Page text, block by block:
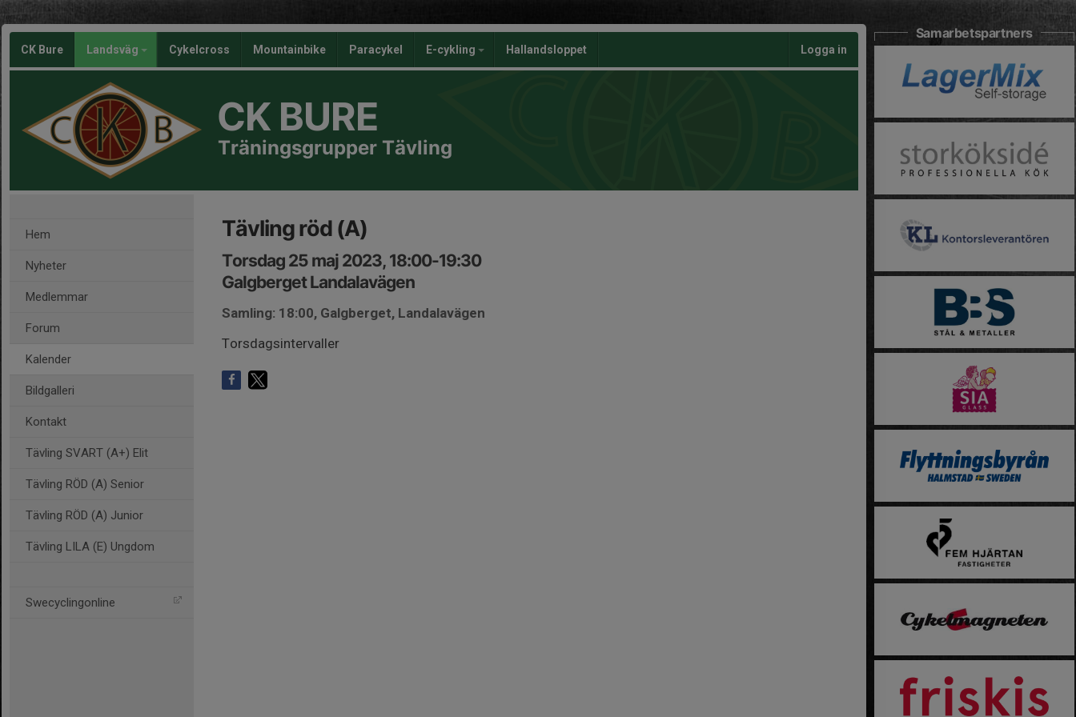
CK Bure Landsväg Cykelcross Mountainbike Paracykel E-cykling Hallandsloppet Logga in
CK BURE
Träningsgrupper Tävling
Hem
Nyheter
Medlemmar
Forum
Kalender
Bildgalleri
Kontakt
Tävling SVART (A+) Elit
Tävling RÖD (A) Senior
Tävling RÖD (A) Junior
Tävling LILA (E) Ungdom
Swecyclingonline
Tävling röd (A)
Torsdag 25 maj 2023, 18:00-19:30
Galgberget Landalavägen
Samling: 18:00, Galgberget, Landalavägen
Torsdagsintervaller
Samarbetspartners